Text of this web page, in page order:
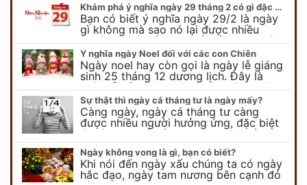
Khám phá ý nghĩa ngày 29 tháng 2 có gì đặc biệt?
Bạn có biết ý nghĩa ngày 29/2 là ngày
gì không mà sao nó lại được nhiều
người chú ý đến vậy. Tất cả mọi người
đều cho rằng đây…
Ý nghĩa ngày Noel đối với các con Chiên
Ngày noel hay còn gọi là ngày lễ giáng
sinh 25 tháng 12 dương lịch. Đây là
ngày lễ của bên thiên chúa giáo, ngày
lễ thiên chúa giáng sinh,…
Sự thật thì ngày cá tháng tư là ngày mấy?
Càng ngày, ngày cá tháng tư càng
được nhiều người hưởng ứng, đặc biệt
là các bạn trẻ bởi họ sẽ nghĩ ra đủ trò
vui chơi, tinh nghịch, hài…
Ngày không vong là gì, bạn có biết?
Khi nói đến ngày xấu chúng ta có ngày
hắc đạo, ngày tam nương bên cạnh đó